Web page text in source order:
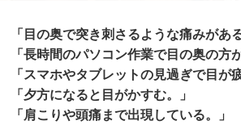
「目の奥で突き刺さるような痛みがある
「長時間のパソコン作業で目の奥の方
「スマホやタブレットの見過ぎで目が
「夕方になると目がかすむ。
」
「肩こりや頭痛まで出現している。」